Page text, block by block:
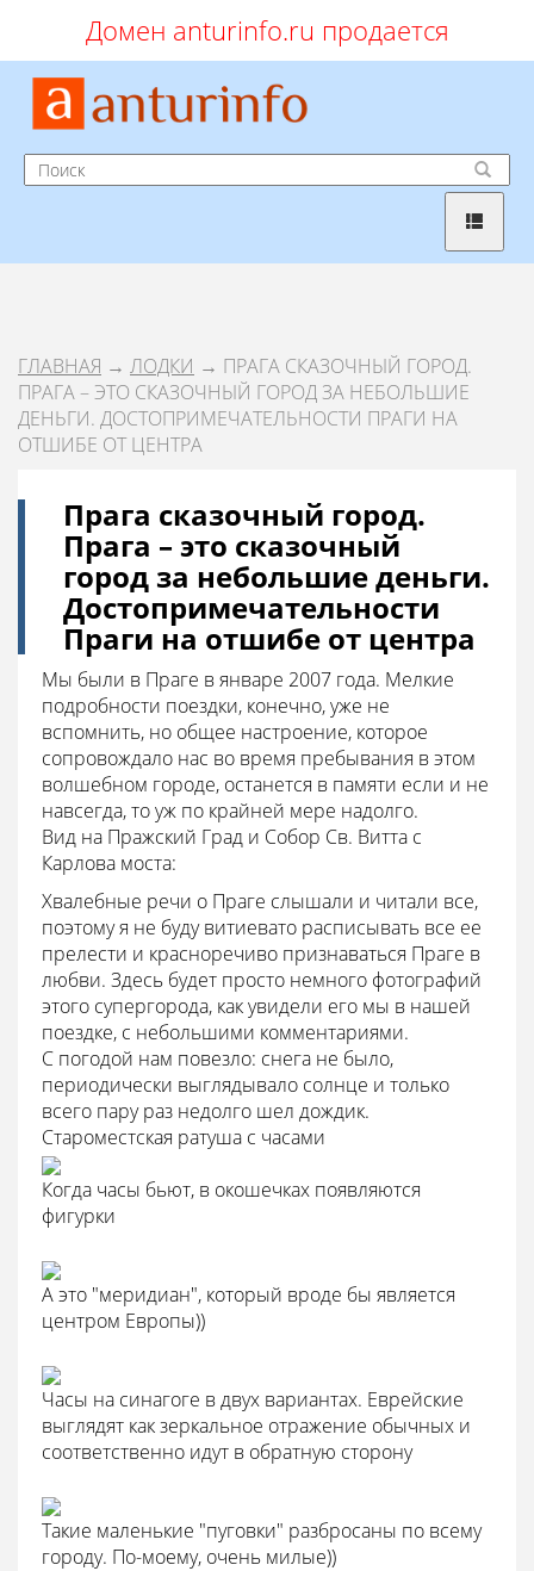
Домен anturinfo.ru продается
ГЛАВНАЯ → ЛОДКИ → ПРАГА СКАЗОЧНЫЙ ГОРОД.
ПРАГА – ЭТО СКАЗОЧНЫЙ ГОРОД ЗА НЕБОЛЬШИЕ
ДЕНЬГИ. ДОСТОПРИМЕЧАТЕЛЬНОСТИ ПРАГИ НА
ОТШИБЕ ОТ ЦЕНТРА
Прага сказочный город.
Прага – это сказочный
город за небольшие деньги.
Достопримечательности
Праги на отшибе от центра
Мы были в Праге в январе 2007 года. Мелкие
подробности поездки, конечно, уже не
вспомнить, но общее настроение, которое
сопровождало нас во время пребывания в этом
волшебном городе, останется в памяти если и не
навсегда, то уж по крайней мере надолго.
Вид на Пражский Град и Собор Св. Витта с
Карлова моста:
Хвалебные речи о Праге слышали и читали все,
поэтому я не буду витиевато расписывать все ее
прелести и красноречиво признаваться Праге в
любви. Здесь будет просто немного фотографий
этого супергорода, как увидели его мы в нашей
поездке, с небольшими комментариями.
С погодой нам повезло: снега не было,
периодически выглядывало солнце и только
всего пару раз недолго шел дождик.
Староместская ратуша с часами
Когда часы бьют, в окошечках появляются
фигурки
А это "меридиан", который вроде бы является
центром Европы))
Часы на синагоге в двух вариантах. Еврейские
выглядят как зеркальное отражение обычных и
соответственно идут в обратную сторону
Такие маленькие "пуговки" разбросаны по всему
городу. По-моему, очень милые))